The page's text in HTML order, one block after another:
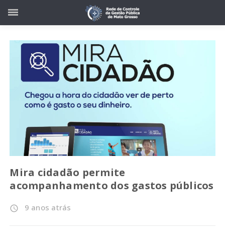
Mira cidadão permite
acompanhamento dos gastos públicos
access_time 9 anos atrás